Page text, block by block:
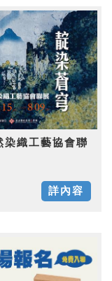
織工藝協會聯
詳內容